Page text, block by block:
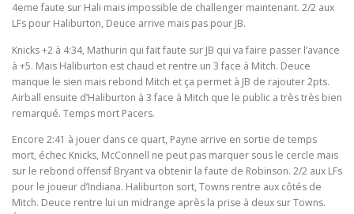
4eme faute sur Hali mais impossible de challenger maintenant. 2/2 aux
LFs pour Haliburton, Deuce arrive mais pas pour JB.
Knicks +2 à 4:34, Mathurin qui fait faute sur JB qui va faire passer l’avance
à +5. Mais Haliburton est chaud et rentre un 3 face à Mitch. Deuce
manque le sien mais rebond Mitch et ça permet à JB de rajouter 2pts.
Airball ensuite d’Haliburton à 3 face à Mitch que le public a très très bien
remarqué. Temps mort Pacers.
Encore 2:41 à jouer dans ce quart, Payne arrive en sortie de temps
mort, échec Knicks, McConnell ne peut pas marquer sous le cercle mais
sur le rebond offensif Bryant va obtenir la faute de Robinson. 2/2 aux LFs
pour le joueur d’Indiana. Haliburton sort, Towns rentre aux côtés de
Mitch. Deuce rentre lui un midrange après la prise à deux sur Towns.